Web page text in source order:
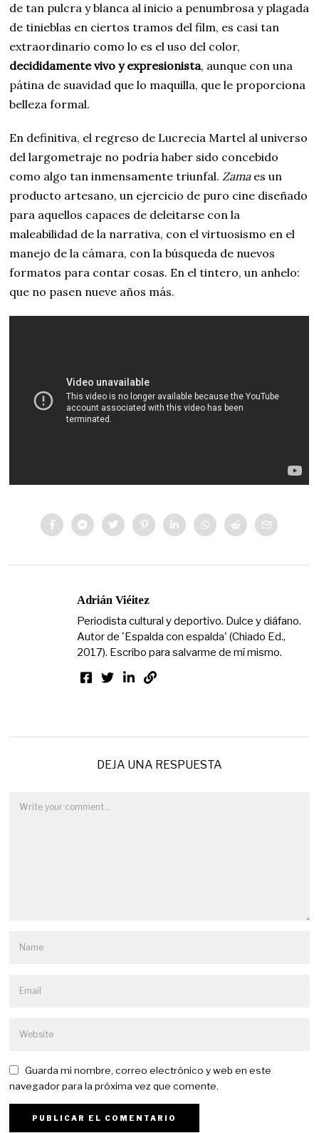
de tan pulcra y blanca al inicio a penumbrosa y plagada
de tinieblas en ciertos tramos del film, es casi tan
extraordinario como lo es el uso del color,
decididamente vivo y expresionista, aunque con una
pátina de suavidad que lo maquilla, que le proporciona
belleza formal.
En definitiva, el regreso de Lucrecia Martel al universo
del largometraje no podría haber sido concebido
como algo tan inmensamente triunfal.Zama es un
producto artesano, un ejercicio de puro cine diseñado
para aquellos capaces de deleitarse con la
maleabilidad de la narrativa, con el virtuosismo en el
manejo de la cámara, con la búsqueda de nuevos
formatos para contar cosas. En el tintero, un anhelo:
que no pasen nueve años más.
Adrián Viéitez
Periodista cultural y deportivo. Dulce y diáfano.
Autor de 'Espalda con espalda' (Chiado Ed.,
2017). Escribo para salvarme de mí mismo.
DEJA UNA RESPUESTA
Guarda mi nombre, correo electrónico y web en este
navegador para la próxima vez que comente.